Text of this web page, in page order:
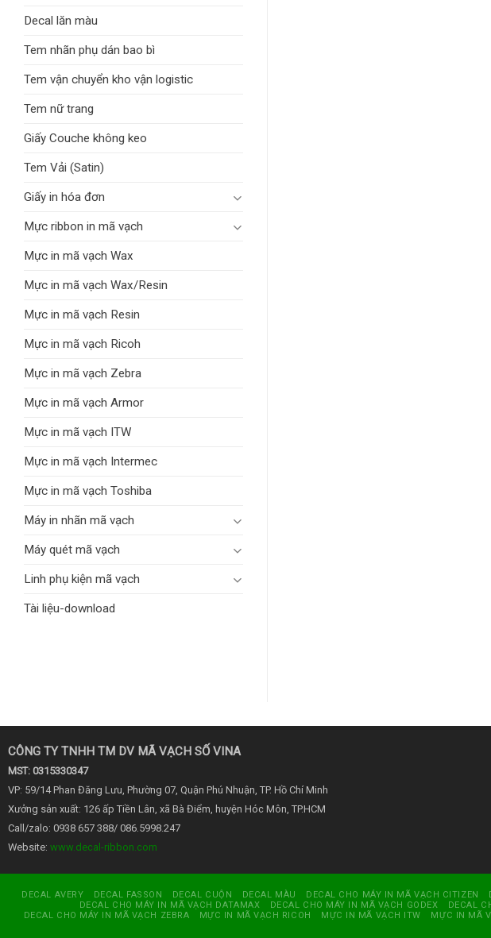
Decal lăn màu
Tem nhãn phụ dán bao bì
Tem vận chuyển kho vận logistic
Tem nữ trang
Giấy Couche không keo
Tem Vải (Satin)
Giấy in hóa đơn
Mực ribbon in mã vạch
Mực in mã vạch Wax
Mực in mã vạch Wax/Resin
Mực in mã vạch Resin
Mực in mã vạch Ricoh
Mực in mã vạch Zebra
Mực in mã vạch Armor
Mực in mã vạch ITW
Mực in mã vạch Intermec
Mực in mã vạch Toshiba
Máy in nhãn mã vạch
Máy quét mã vạch
Linh phụ kiện mã vạch
Tài liệu-download
CÔNG TY TNHH TM DV MÃ VẠCH SỐ VINA
MST: 0315330347
VP: 59/14 Phan Đăng Lưu, Phường 07, Quận Phú Nhuận, TP. Hồ Chí Minh
Xưởng sản xuất: 126 ấp Tiền Lân, xã Bà Điểm, huyện Hóc Môn, TP.HCM
Call/zalo: 0938 657 388/ 086.5998.247
Website: www.decal-ribbon.com
DECAL AVERY DECAL FASSON DECAL CUỘN DECAL MÀU DECAL CHO MÁY IN MÃ VẠCH CITIZEN
DECAL CHO MÁY IN MÃ VẠCH DATAMAX
DECAL CHO MÁY IN MÃ VẠCH GODEX DECAL
DECAL CHO MÁY IN MÃ VẠCH ZEBRA
MỰC IN MÃ VẠCH RICOH MỰC IN MÃ VẠCH ITW MỰC IN MÃ